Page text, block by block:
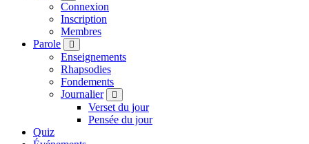
Connexion
Inscription
Membres
Parole
Enseignements
Rhapsodies
Fondements
Journalier
Verset du jour
Pensée du jour
Quiz